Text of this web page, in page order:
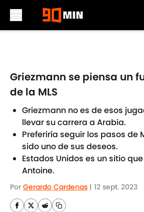
Griezmann se piensa un
de la MLS
Griezmann no es de esos
llevar su carrera a Arabia.
Preferiría seguir los pasos de
sido uno de sus deseos.
Estados Unidos es un sitio
Antoine.
Por Gerardo Cardenas | 12 sept. 2023